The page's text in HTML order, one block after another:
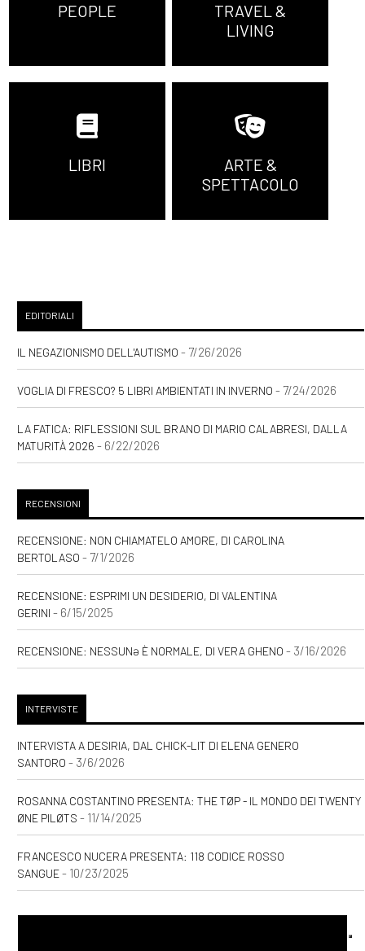
PEOPLE
TRAVEL &
LIVING
LIBRI
ARTE &
SPETTACOLO
EDITORIALI
IL NEGAZIONISMO DELL'AUTISMO - 7/26/2026
VOGLIA DI FRESCO? 5 LIBRI AMBIENTATI IN INVERNO - 7/24/2026
LA FATICA: RIFLESSIONI SUL BRANO DI MARIO CALABRESI, DALLA
MATURITÀ 2026 - 6/22/2026
RECENSIONI
RECENSIONE: NON CHIAMATELO AMORE, DI CAROLINA
BERTOLASO - 7/1/2026
RECENSIONE: ESPRIMI UN DESIDERIO, DI VALENTINA
GERINI - 6/15/2025
RECENSIONE: NESSUNƏ È NORMALE, DI VERA GHENO - 3/16/2026
INTERVISTE
INTERVISTA A DESIRIA, DAL CHICK-LIT DI ELENA GENERO
SANTORO - 3/6/2026
ROSANNA COSTANTINO PRESENTA: THE TØP - IL MONDO DEI TWENTY
ØNE PILØTS - 11/14/2025
FRANCESCO NUCERA PRESENTA: 118 CODICE ROSSO
SANGUE- 10/23/2025